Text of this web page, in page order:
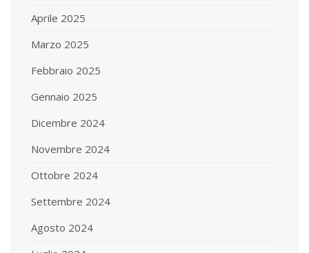
Aprile 2025
Marzo 2025
Febbraio 2025
Gennaio 2025
Dicembre 2024
Novembre 2024
Ottobre 2024
Settembre 2024
Agosto 2024